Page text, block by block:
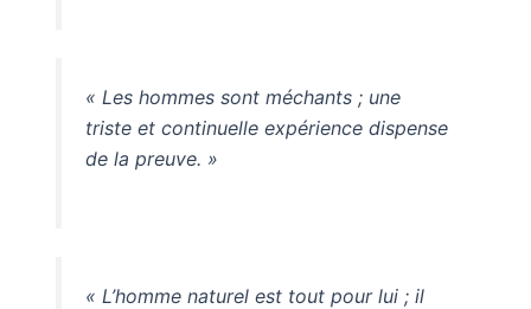
« Les hommes sont méchants ; une
triste et continuelle expérience dispense
de la preuve. »
« L’homme naturel est tout pour lui ; il